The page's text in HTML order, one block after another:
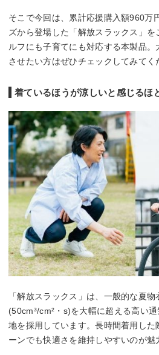
そこで今回は、累計応援購入額960万
ズから登場した「解放スラックス」
ルフにも子育てにも対応する本製品
させたい方はぜひチェックしてみてく
着ているほうが涼しいと感じるほ
「解放スラックス」は、一般的な夏
(50cm³/cm²・s)を大幅に超える高い
地を採用しています。長時間着用し
ーンでも快適さを維持しやすいのが魅